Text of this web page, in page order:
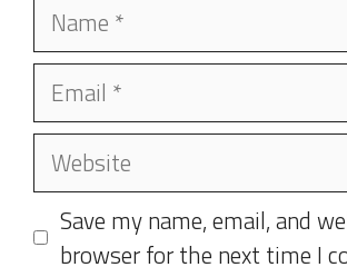
Name
Email
Website
Save my name, email, and
browser for the next time I